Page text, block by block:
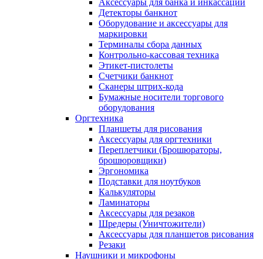
Аксессуары для банка и инкассации
Детекторы банкнот
Оборудование и аксессуары для
маркировки
Терминалы сбора данных
Контрольно-кассовая техника
Этикет-пистолеты
Счетчики банкнот
Сканеры штрих-кода
Бумажные носители торгового
оборудования
Оргтехника
Планшеты для рисования
Аксессуары для оргтехники
Переплетчики (Брошюраторы,
брошюровщики)
Эргономика
Подставки для ноутбуков
Калькуляторы
Ламинаторы
Аксессуары для резаков
Шредеры (Уничтожители)
Аксессуары для планшетов рисования
Резаки
Наушники и микрофоны